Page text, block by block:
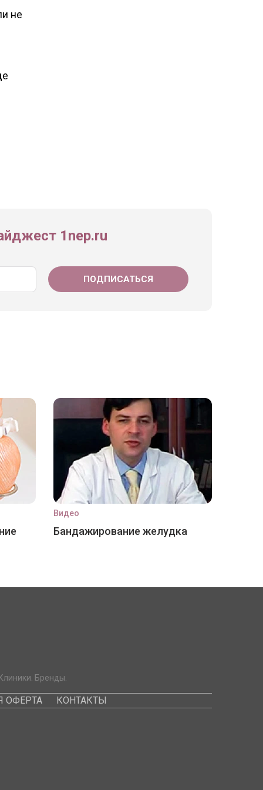
не
1nep.ru
Видео
Бандажирование желудка
Бренды.
ОФЕРТА КОНТАКТЫ